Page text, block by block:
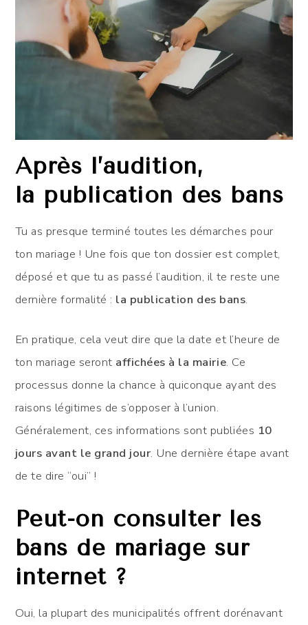
Après l’audition,
la publication des bans
Tu as presque terminé toutes les démarches pour
ton mariage ! Une fois que ton dossier est complet,
déposé et que tu as passé l’audition, il te reste une
dernière formalité : la publication des bans.
En pratique, cela veut dire que la date et l’heure de
ton mariage seront affichées à la mairie. Ce
processus donne la chance à quiconque ayant des
raisons légitimes de s’opposer à l’union.
Généralement, ces informations sont publiées 10
jours avant le grand jour. Une dernière étape avant
de te dire “oui” !
Peut-on consulter les
bans de mariage sur
internet ?
Oui, la plupart des municipalités offrent dorénavant